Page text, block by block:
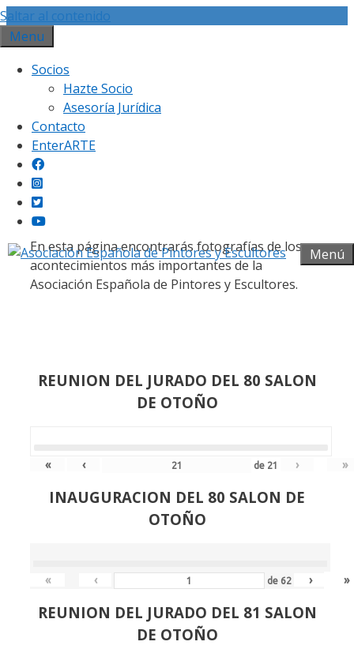
Saltar al contenido
Menu
Socios
Hazte Socio
Asesoría Jurídica
Contacto
EnterARTE
Menú
Galería fotográfica
En esta página encontrarás fotografías de los
acontecimientos más importantes de la
Asociación Española de Pintores y Escultores.
REUNION DEL JURADO DEL 80 SALON
DE OTOÑO
« ‹ de 21 › »
INAUGURACION DEL 80 SALON DE
OTOÑO
« ‹ de 62 › »
REUNION DEL JURADO DEL 81 SALON
DE OTOÑO